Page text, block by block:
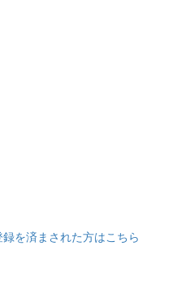
を済まされた方はこちら